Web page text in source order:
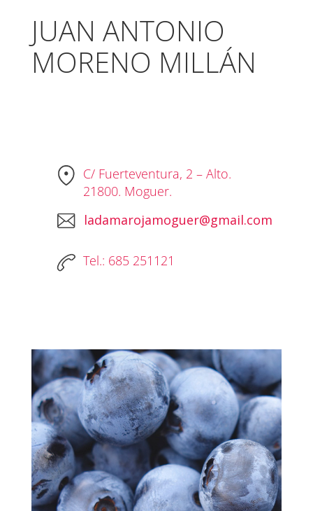
JUAN ANTONIO
MORENO MILLÁN
C/ Fuerteventura, 2 – Alto.
21800. Moguer.
ladamarojamoguer@gmail.com
Tel.: 685 251121